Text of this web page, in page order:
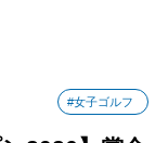
#女子ゴルフ